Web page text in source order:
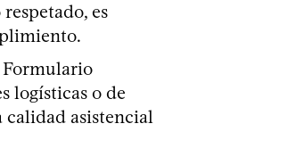
es
Formulario
logísticas o de
asistencial